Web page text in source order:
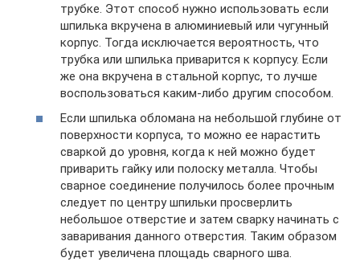
трубке. Этот способ нужно использовать если
шпилька вкручена в алюминиевый или чугунный
корпус. Тогда исключается вероятность, что
трубка или шпилька приварится к корпусу. Если
же она вкручена в стальной корпус, то лучше
воспользоваться каким-либо другим способом.
Если шпилька обломана на небольшой глубине от
поверхности корпуса, то можно ее нарастить
сваркой до уровня, когда к ней можно будет
приварить гайку или полоску металла. Чтобы
сварное соединение получилось более прочным
следует по центру шпильки просверлить
небольшое отверстие и затем сварку начинать с
заваривания данного отверстия. Таким образом
будет увеличена площадь сварного шва.